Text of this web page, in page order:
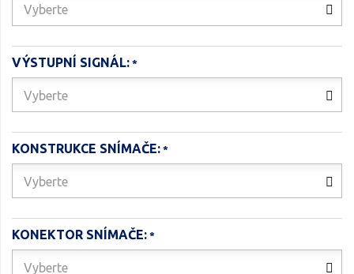
Vyberte
VÝSTUPNÍ SIGNÁL:
Vyberte
KONSTRUKCE SNÍMAČE:
Vyberte
KONEKTOR SNÍMAČE:
Vyberte